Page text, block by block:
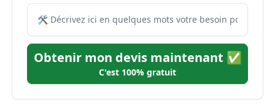
Obtenir mon devis maintenant ✅
C'est 100% gratuit